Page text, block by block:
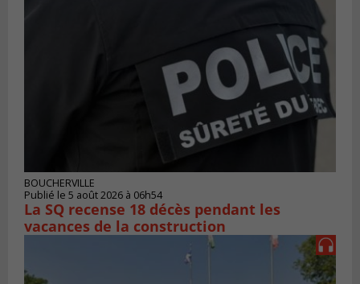
BOUCHERVILLE
Publié le 5 août 2026 à 06h54
La SQ recense 18 décès pendant les
vacances de la construction